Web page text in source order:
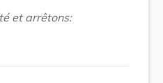
et arrêtons: